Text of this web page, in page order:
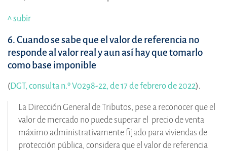
^ subir
6. Cuando se sabe que el valor de referencia no
responde al valor real y aun así hay que tomarlo
como base imponible
(DGT, consulta n.º V0298-22, de 17 de febrero de 2022).
La Dirección General de Tributos, pese a reconocer que el
valor de mercado no puede superar el precio de venta
máximo administrativamente fijado para viviendas de
protección pública, considera que el valor de referencia